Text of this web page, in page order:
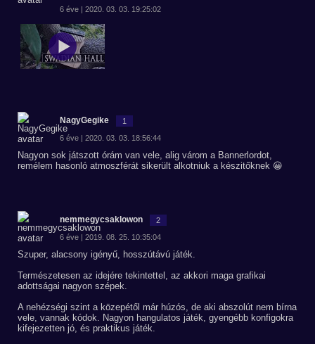
6 éve | 2020. 03. 03. 19:25:02
NagyGegike 1
6 éve | 2020. 03. 03. 18:56:44
Nagyon sok játszott órám van vele, alig várom a Bannerlordot,
remélem hasonló atmoszférát sikerült alkotniuk a készitőknek 😀
nemmegycsaklowon 2
6 éve | 2019. 08. 25. 10:35:04
Szuper, alacsony igényű, hosszútávú játék.
Természetesen az idejére tekintettel, az akkori maga grafikai
adottságai nagyon szépek.
A nehézségi szint a közepétől már húzós, de aki abszolút nem bírna
vele, vannak kódok. Nagyon hangulatos játék, gyengébb konfigokra
kifejezetten jó, és praktikus játék.